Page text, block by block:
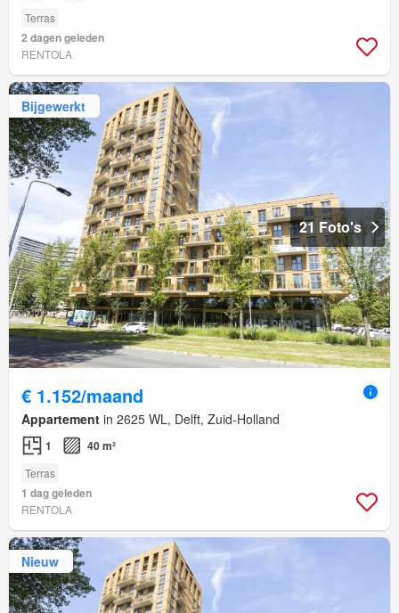
Terras
2 dagen geleden
RENTOLA
Bijgewerkt
21 Foto's
€ 1.152/maand
Appartement in 2625 WL, Delft, Zuid-Holland
1 40 m²
Terras
1 dag geleden
RENTOLA
Nieuw